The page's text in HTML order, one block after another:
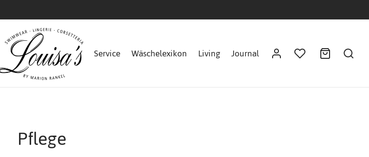
Service Wäschelexikon Living Journal
Pflege